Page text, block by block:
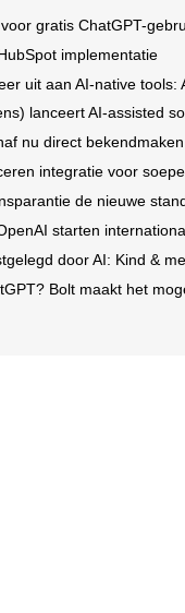
gratis ChatGPT-
implementatie
uit aan AI-native
lanceert AI-assisted
nu direct bekendmaken
integratie voor
de nieuwe
starten
door AI: Kind &
Bolt maakt het